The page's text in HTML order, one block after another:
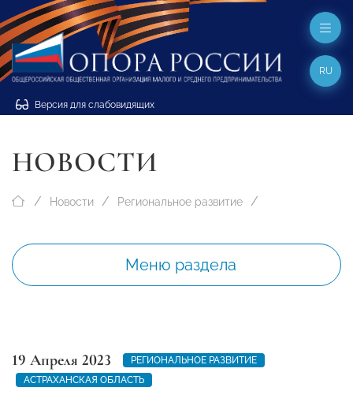
Версия для слабовидящих
RU
НОВОСТИ
Новости Региональное развитие
Меню раздела
19 Апреля 2023
РЕГИОНАЛЬНОЕ РАЗВИТИЕ
АСТРАХАНСКАЯ ОБЛАСТЬ